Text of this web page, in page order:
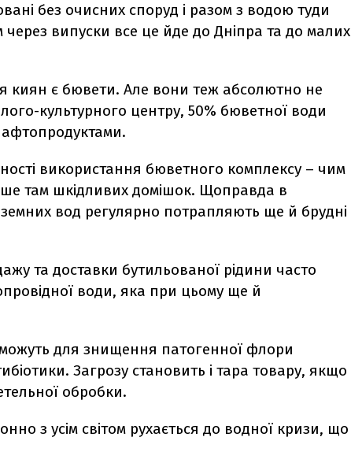
без очисних споруд і разом з водою туди
через випуски все це йде до Дніпра та до малих
киян є бювети. Але вони теж абсолютно не
культурного центру, 50% бюветної води
використання бюветного комплексу – чим
там шкідливих домішок. Щоправда в
вод регулярно потрапляють ще й брудні
та доставки бутильованої рідини часто
води, яка при цьому ще й
можуть для знищення патогенної флори
Загрозу становить і тара товару, якщо
обробки.
з усім світом рухається до водної кризи, що